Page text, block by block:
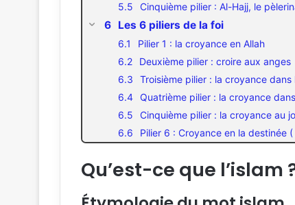
Cinquième pilier : Al-Hajj, le
Les 6 piliers de la foi
Pilier 1 : la croyance en Allah
Deuxième pilier : croire aux anges
Troisième pilier : la croyance dans
Quatrième pilier : la croyance
Cinquième pilier : la croyance au
Pilier 6 : Croyance en la destinée
Qu’est-ce que l’islam